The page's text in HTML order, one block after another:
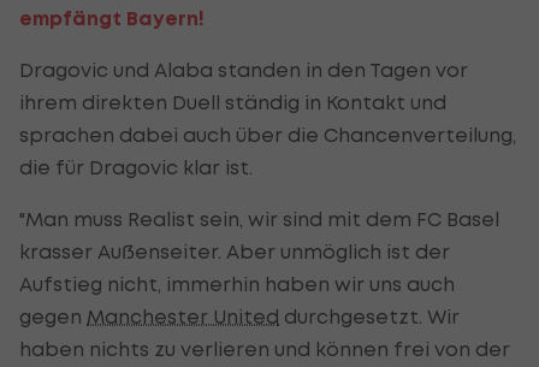
empfängt Bayern!
Dragovic und Alaba standen in den Tagen vor
ihrem direkten Duell ständig in Kontakt und
sprachen dabei auch über die Chancenverteilung,
die für Dragovic klar ist.
"Man muss Realist sein, wir sind mit dem FC Basel
krasser Außenseiter. Aber unmöglich ist der
Aufstieg nicht, immerhin haben wir uns auch
gegen Manchester United durchgesetzt. Wir
haben nichts zu verlieren und können frei von der